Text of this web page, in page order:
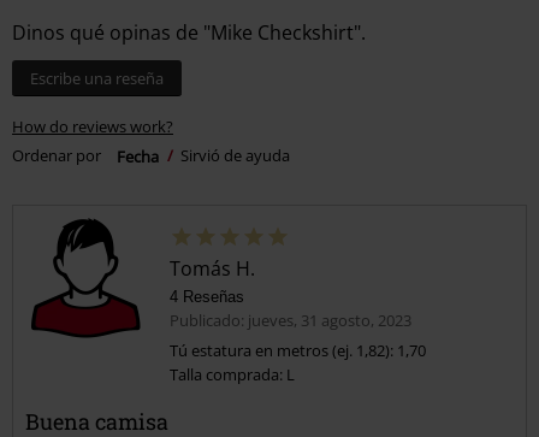
Dinos qué opinas de "Mike Checkshirt".
Escribe una reseña
How do reviews work?
Ordenar por
Fecha Sirvió de ayuda
Tomás H.
4 Reseñas
Publicado: jueves, 31 agosto, 2023
Tú estatura en metros (ej. 1,82): 1,70
Talla comprada: L
Buena camisa